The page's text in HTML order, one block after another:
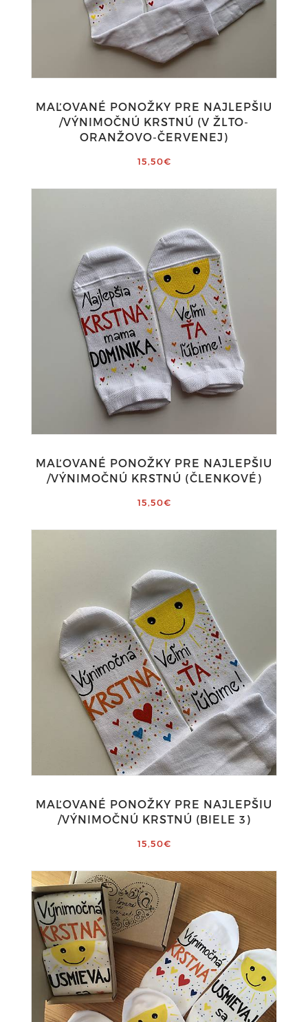
MAĽOVANÉ PONOŽKY PRE NAJLEPŠIU
/VÝNIMOČNÚ KRSTNÚ (V ŽLTO-
ORANŽOVO-ČERVENEJ)
15,50€
MAĽOVANÉ PONOŽKY PRE NAJLEPŠIU
/VÝNIMOČNÚ KRSTNÚ (ČLENKOVÉ)
15,50€
MAĽOVANÉ PONOŽKY PRE NAJLEPŠIU
/VÝNIMOČNÚ KRSTNÚ (BIELE 3)
15,50€